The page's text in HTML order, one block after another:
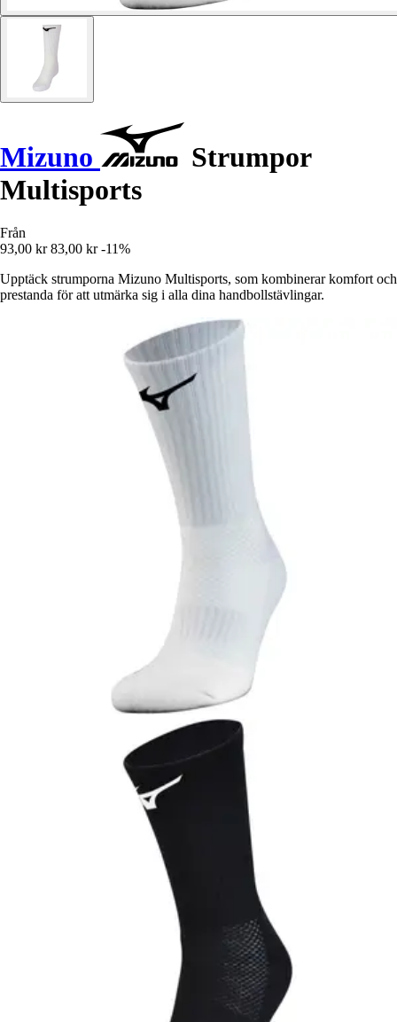
Mizuno
Strumpor
Multisports
Från
93,00 kr 83,00 kr -11%
Upptäck strumporna Mizuno Multisports, som kombinerar komfort och
prestanda för att utmärka sig i alla dina handbollstävlingar.